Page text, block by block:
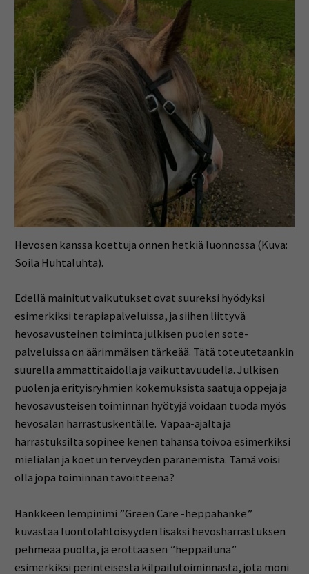
Hevosen kanssa koettuja onnen hetkiä luonnossa (Kuva:
Soila Huhtaluhta).
Edellä mainitut vaikutukset ovat suureksi hyödyksi
esimerkiksi terapiapalveluissa, ja siihen liittyvä
hevosavusteinen toiminta julkisen puolen sote-
palveluissa on äärimmäisen tärkeää. Tätä toteutetaankin
suurella ammattitaidolla ja vaikuttavuudella. Julkisen
puolen ja erityisryhmien kokemuksista saatuja oppeja ja
hevosavusteisen toiminnan hyötyjä voidaan tuoda myös
hevosalan harrastuskentälle. Vapaa-ajalta ja
harrastuksilta sopinee kenen tahansa toivoa esimerkiksi
mielialan ja koetun terveyden paranemista. Tämä voisi
olla jopa toiminnan tavoitteena?
Hankkeen lempinimi ”Green Care -heppahanke”
kuvastaa luontolähtöisyyden lisäksi hevosharrastuksen
pehmeää puolta, ja erottaa sen ”heppailuna”
esimerkiksi perinteisestä kilpailutoiminnasta, jota moni